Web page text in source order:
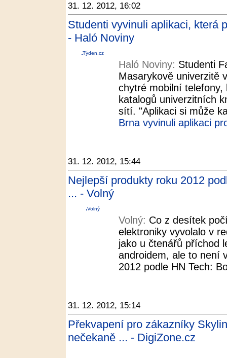
31. 12. 2012, 16:02
Studenti vyvinuli aplikaci, která
- Haló Noviny
Týden.cz
Haló Noviny: Studenti
Masarykově univerzitě
chytré mobilní
katalogů univerzitních
sítí. "Aplikaci si může
Brna vyvinuli aplikaci
31. 12. 2012, 15:44
Nejlepší produkty roku 2012
... - Volný
Volný
Volný: Co z desítek
elektroniky vyvolalo v
jako u čtenářů příchod
androidem, ale to není
2012 podle HN Tech:
31. 12. 2012, 15:14
Překvapení pro zákazníky
nečekaně ... - DigiZone.cz